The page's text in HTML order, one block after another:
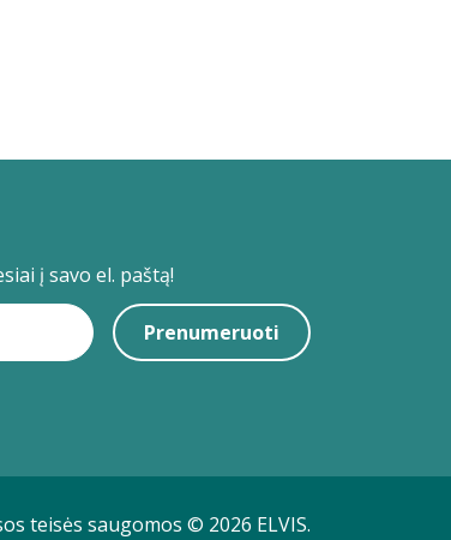
į savo el. paštą!
Prenumeruoti
teisės saugomos © 2026 ELVIS.